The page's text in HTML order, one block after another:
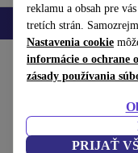
reklamu a obsah pre
tretích strán.
Nastavenia cookie
informácie o ochrane
zásady používania
PRIJAŤ
Mobilné telefóny
Domov Bábätká a deti
Nintendo
Luftschiff,
viacfarebná